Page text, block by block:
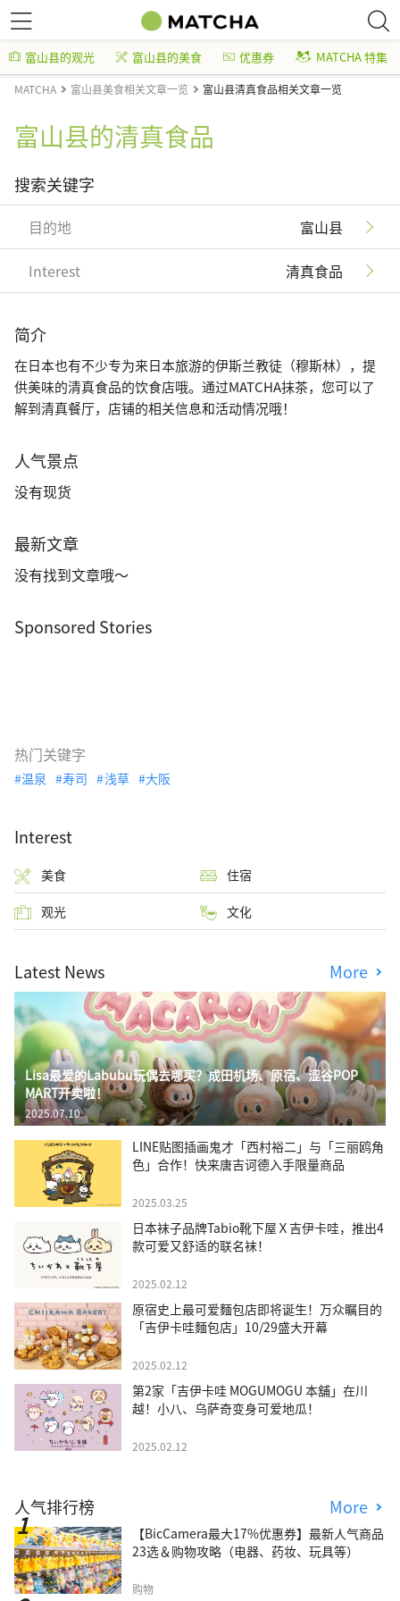
富山县的观光 富山县的美食 优惠券 MATCHA 特集
MATCHA 富山县美食相关文章一览 富山县清真食品相关文章一览
富山县的清真食品
搜索关键字
目的地 富山县
Interest 清真食品
简介
在日本也有不少专为来日本旅游的伊斯兰教徒（穆斯林），提
供美味的清真食品的饮食店哦。通过MATCHA抹茶，您可以了
解到清真餐厅，店铺的相关信息和活动情况哦！
人气景点
没有现货
最新文章
没有找到文章哦～
Sponsored Stories
热门关键字
温泉 寿司 浅草 大阪
Interest
美食 住宿
观光 文化
Latest News More
Lisa最爱的Labubu玩偶去哪买？成田机场、原宿、涩谷POP
MART开卖啦！
2025.07.10
LINE贴图插画鬼才「西村裕二」与「三丽鸥角
色」合作！快来唐吉诃德入手限量商品
2025.03.25
日本袜子品牌Tabio靴下屋Ｘ吉伊卡哇，推出4
款可爱又舒适的联名袜！
2025.02.12
原宿史上最可爱麵包店即将诞生！万众瞩目的
「吉伊卡哇麵包店」10/29盛大开幕
2025.02.12
第2家「吉伊卡哇 MOGUMOGU 本舖」在川
越！小八、乌萨奇变身可爱地瓜！
2025.02.12
人气排行榜 More
【BicCamera最大17%优惠券】最新人气商品
23选＆购物攻略（电器、药妆、玩具等）
购物